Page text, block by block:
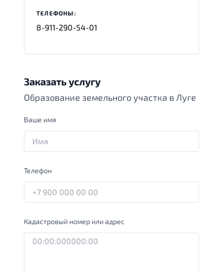
ТЕЛЕФОНЫ:
8-911-290-54-01
Заказать услугу
Образование земельного участка в Луге
Ваше имя
Телефон
Кадастровый номер или адрес